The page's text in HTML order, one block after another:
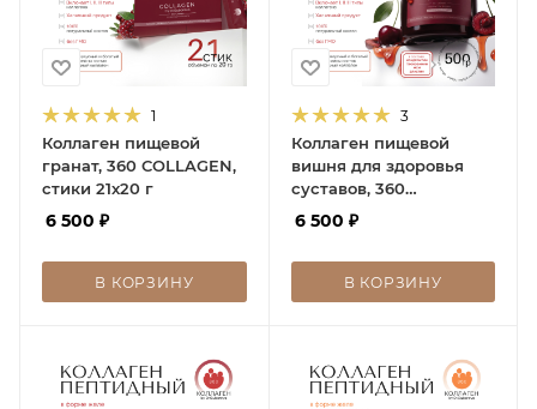
1
Коллаген пищевой
гранат, 360 COLLAGEN,
стики 21х20 г
6 500 ₽
В КОРЗИНУ
3
Коллаген пищевой
вишня для здоровья
суставов, 360
COLLAGEN, 500 г
6 500 ₽
В КОРЗИНУ